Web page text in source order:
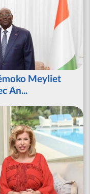
Meyliet
An...